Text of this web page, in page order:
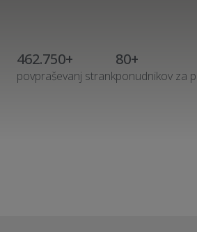
462.750+
povpraševanj strank
80+
ponudnikov za